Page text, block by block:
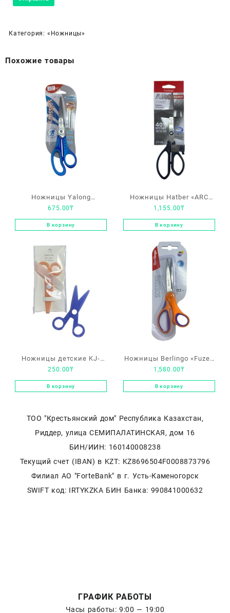
Категория: «Ножницы»
Похожие товары
Ножницы Yalong
YLN26008-1
675.00₸
В корзину
Ножницы Hatber «ARC
Energy» 23см
1,155.00₸
В корзину
Ножницы детские KJ-
9002
250.00₸
В корзину
Ножницы Berlingo «Fuze»
17.7см эргономичные
ручки, европодвес
1,580.00₸
В корзину
ТОО "Крестьянский дом" Республика Казахстан,
Риддер, улица СЕМИПАЛАТИНСКАЯ, дом 16
БИН/ИИН: 160140008238
Текущий счет (IBAN) в KZT: KZ8696504F0008873796
Филиал АО "ForteBank" в г. Усть-Каменогорск
SWIFT код: IRTYKZKA БИН Банка: 990841000632
ГРАФИК РАБОТЫ
Часы работы: 9:00 — 19:00